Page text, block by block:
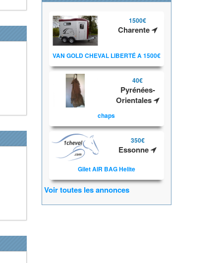
1500€
Charente
VAN GOLD CHEVAL LIBERTÉ A 1500€
40€
Pyrénées-
Orientales
chaps
350€
Essonne
Gilet AIR BAG Helite
Voir toutes les annonces